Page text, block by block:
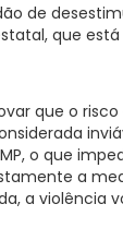
de
que está
que o
o que
a
a violência